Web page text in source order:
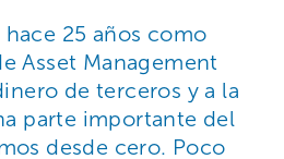
hace 25 años como
Asset Management
de terceros y a la
parte importante del
desde cero. Poco